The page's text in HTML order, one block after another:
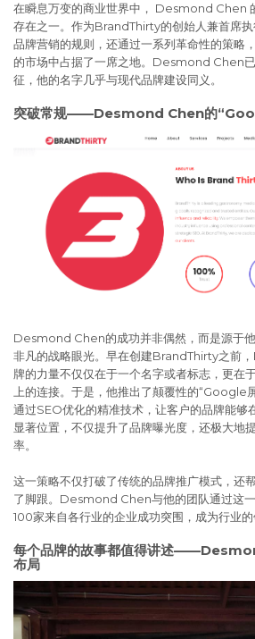
在瞬息万变的商业世界中， Desmond Chen
存在之一。作为BrandThirty的创始人兼首席
品牌营销的规则，还通过一系列革命性的策略
的市场中占据了一席之地。Desmond Chen
征，他的名字几乎与现代品牌建设同义。
突破常规——Desmond Chen的
Desmond Chen的成功并非偶然，而是源于
非凡的战略眼光。早在创建BrandThirty之前
牌的力量不仅仅在于一个名字或者标志，更在
上的连接。于是，他推出了颠覆性的“Google
通过SEO优化的精准技术，让客户的品牌能
显著位置，不仅提升了品牌曝光度，还极大地
率。
这一策略不仅打破了传统的品牌推广模式，还
了脚跟。Desmond Chen与他的团队通过这
100家来自各行业的企业成功突围，成为行业的
每个品牌的故事都值得讲述
布局